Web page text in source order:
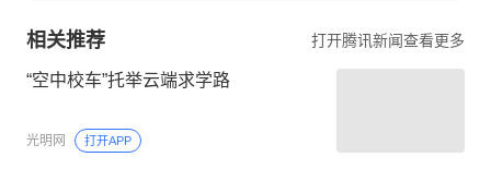
相关推荐 打开腾讯新闻查看更多
“空中校车”托举云端求学路
光明网 打开APP